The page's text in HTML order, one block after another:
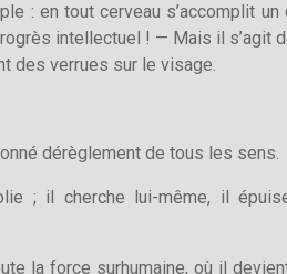
: en tout cerveau s’accomplit
intellectuel ! — Mais il s’agit
des verrues sur le visage.
dérèglement de tous les sens.
; il cherche lui-même, il
la force surhumaine, où il